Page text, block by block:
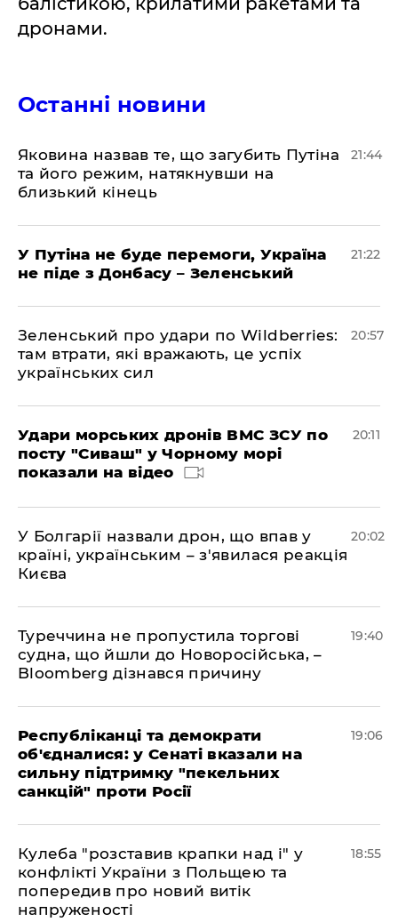
дронами.
Останні новини
Яковина назвав те, що загубить Путіна
та його режим, натякнувши на
близький кінець
21:44
У Путіна не буде перемоги, Україна
не піде з Донбасу – Зеленський
21:22
Зеленський про удари по Wildberries:
там втрати, які вражають, це успіх
українських сил
20:57
Удари морських дронів ВМС ЗСУ по
посту "Сиваш" у Чорному морі
показали на відео
20:11
У Болгарії назвали дрон, що впав у
країні, українським – з'явилася реакція
Києва
20:02
Туреччина не пропустила торгові
судна, що йшли до Новоросійська, –
Bloomberg дізнався причину
19:40
Республіканці та демократи
об'єдналися: у Сенаті вказали на
сильну підтримку "пекельних
санкцій" проти Росії
19:06
Кулеба "розставив крапки над і" у
конфлікті України з Польщею та
попередив про новий витік
напруженості
18:55